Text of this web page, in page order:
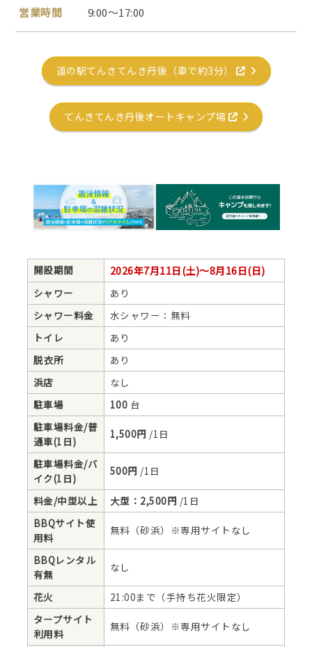
営業時間 9:00～17:00
道の駅てんきてんき丹後（車で約3分）
てんきてんき丹後オートキャンプ場
開設期間
2026年7月11日(土)～8月16日(日)
シャワー
あり
シャワー料金
水シャワー：無料
トイレ
あり
脱衣所
あり
浜店
なし
駐車場
100 台
駐車場料金/普
通車(1日)
1,500円 /1日
駐車場料金/バ
イク(1日)
500円 /1日
料金/中型以上 大型：2,500円 /1日
BBQサイト使
用料
無料（砂浜）※専用サイトなし
BBQレンタル
有無
なし
花火
21:00まで（手持ち花火限定）
タープサイト
利用料
無料（砂浜）※専用サイトなし